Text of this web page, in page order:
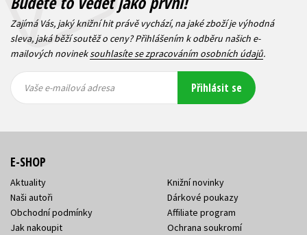
Zajímá Vás, jaký knižní hit právě vychází, na jaké zboží je výhodná
sleva, jaká běží soutěž o ceny? Přihlášením k odběru našich e-
mailových novineksouhlasíte se zpracováním osobních údajů.
mailová
mailová
Vaše e-mailová adresa Přihlásit se
E-SHOP
Aktuality
Naši autoři
Obchodní podmínky
Jak nakoupit
Knižní novinky
Dárkové poukazy
Affiliate program
Ochrana soukromí